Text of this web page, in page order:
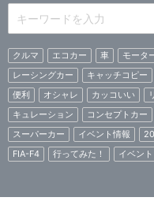
クルマ エコカー 車 モータ
レーシングカー
キャッチコピー
便利
オシャレ カッコいい
キュレーション
コンセプトカー
スーパーカー
イベント情報
FIA-F4
行ってみた！ イベント